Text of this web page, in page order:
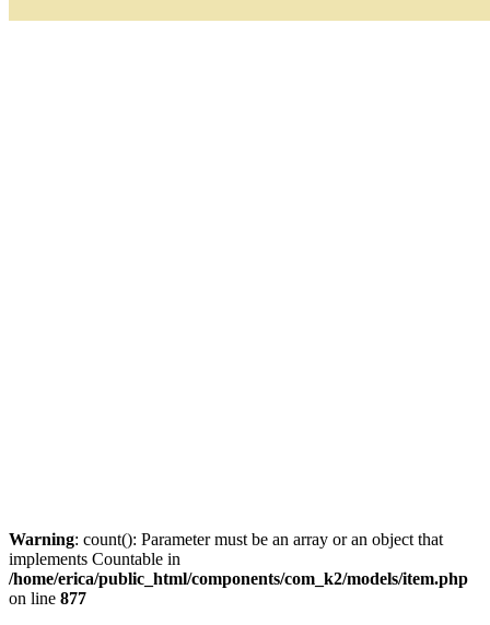
Warning: count(): Parameter must be an array or an object that
implements Countable in
/home/erica/public_html/components/com_k2/models/item.php
on line 877